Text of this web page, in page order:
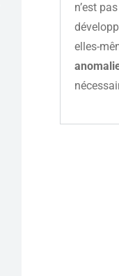
n’est
elles-